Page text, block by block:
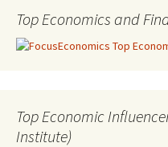
Top Economics and
Top Economic
Institute)